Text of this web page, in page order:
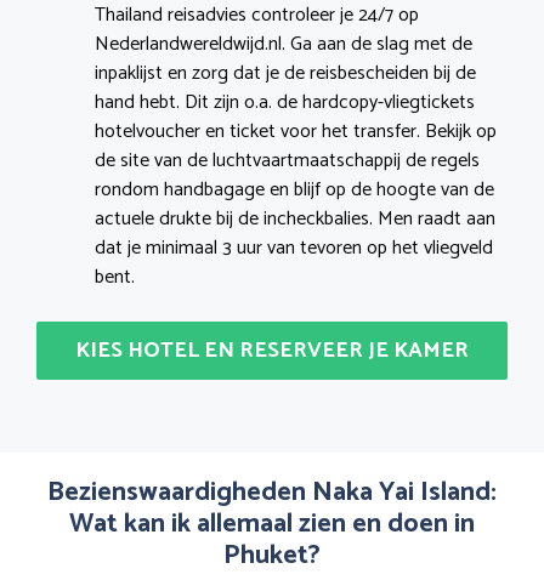
Thailand reisadvies controleer je 24/7 op
Nederlandwereldwijd.nl. Ga aan de slag met de
inpaklijst en zorg dat je de reisbescheiden bij de
hand hebt. Dit zijn o.a. de hardcopy-vliegtickets
hotelvoucher en ticket voor het transfer. Bekijk op
de site van de luchtvaartmaatschappij de regels
rondom handbagage en blijf op de hoogte van de
actuele drukte bij de incheckbalies. Men raadt aan
dat je minimaal 3 uur van tevoren op het vliegveld
bent.
KIES HOTEL EN RESERVEER JE KAMER
Bezienswaardigheden Naka Yai Island:
Wat kan ik allemaal zien en doen in
Phuket?